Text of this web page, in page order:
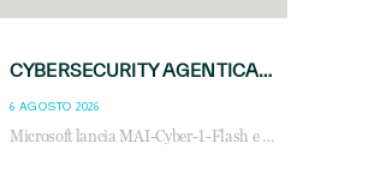
CYBERSECURITY AGENTICA: CON PERCEPTION E MAI-CYBER-1-FLASH MICROSOFT APRE NUOVI SERVIZI PER IL CANALE
6 AGOSTO 2026
Microsoft lancia MAI-Cyber-1-Flash e Perception: cybersecurity agentica in preview dal 3 novembre. Cosa cambia per MSP, system integrator e reseller.